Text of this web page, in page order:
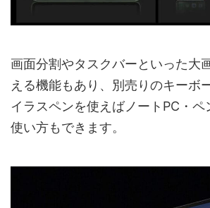
画面分割やタスクバーといった大
える機能もあり、別売りのキーボ
イラスペンを使えばノートPC・ペ
使い方もできます。